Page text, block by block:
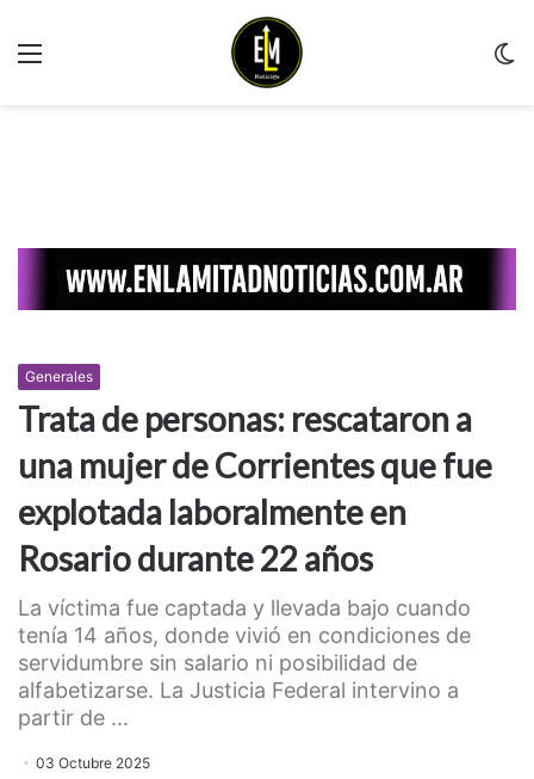
Generales
Trata de personas: rescataron a
una mujer de Corrientes que fue
explotada laboralmente en
Rosario durante 22 años
La víctima fue captada y llevada bajo cuando
tenía 14 años, donde vivió en condiciones de
servidumbre sin salario ni posibilidad de
alfabetizarse. La Justicia Federal intervino a
partir de ...
03 Octubre 2025